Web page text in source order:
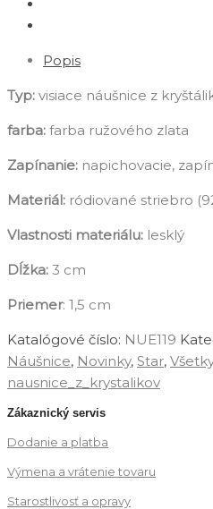
Popis
Typ: visiace náušnice z
farba: farba ružového zlata
Zapínanie: napichovacie,
Materiál: ródiované striebro
Vlastnosti materiálu: lesklý
Dĺžka: 3 cm
Priemer: 1,5 cm
Katalógové číslo: NUE119
Náušnice, Novinky, Star,
nausnice_z_krystalikov
Zákaznický servis
Dodanie a platba
Výmena a vrátenie tovaru
Starostlivosť a opravy